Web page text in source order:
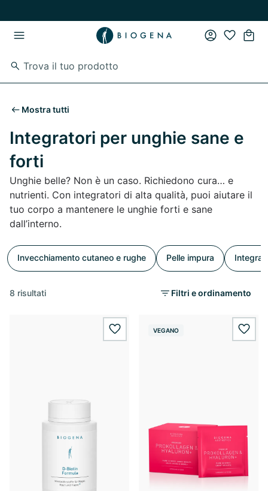
Mostra tutti
Integratori per unghie sane e
forti
Unghie belle? Non è un caso. Richiedono cura… e
nutrienti. Con integratori di alta qualità, puoi aiutare il
tuo corpo a mantenere le unghie forti e sane
dall’interno.
Invecchiamento cutaneo e rughe Pelle impura
8 risultati Filtri e ordinamento
wishlist.add
VEGANO